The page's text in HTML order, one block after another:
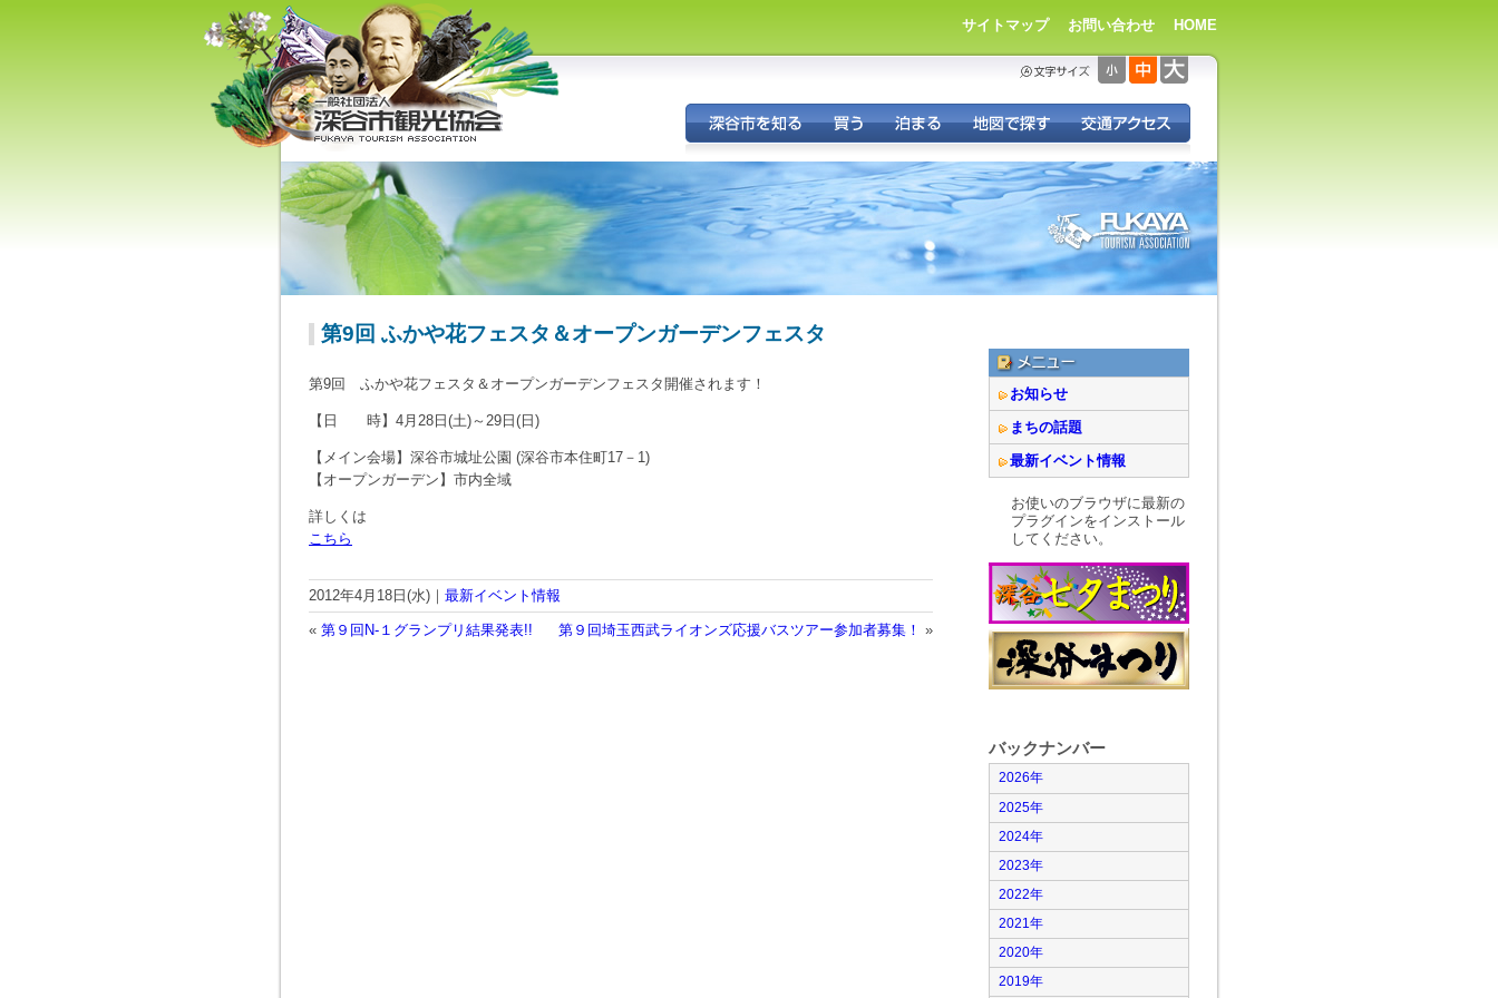
（旧深谷市・岡部町・花園町・
川本町）の観光情報
サイトマップ お問い合わせ HOME
第9回 ふかや花フェスタ＆オープンガーデンフェスタ
第9回 ふかや花フェスタ＆オープンガーデンフェスタ開催されます！
【日 時】4月28日(土)～29日(日)
【メイン会場】深谷市城址公園 (深谷市本住町17－1)
【オープンガーデン】市内全域
詳しくは
こちら
2012年4月18日(水)｜ 最新イベント情報
« 第９回N‐１グランプリ結果発表!! 第９回埼玉西武ライオンズ応援バスツアー参加者募集！ »
お知らせ
まちの話題
最新イベント情報
お使いのブラウザに最新の
プラグインをインストール
してください。
バックナンバー
2026年
2025年
2024年
2023年
2022年
2021年
2020年
2019年